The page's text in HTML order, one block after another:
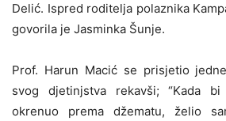
Delić. Ispred roditelja polaznika
govorila je Jasminka Šunje.
Prof. Harun Macić se prisjetio
svog djetinjstva rekavši; “Kada
okrenuo prema džematu, želio